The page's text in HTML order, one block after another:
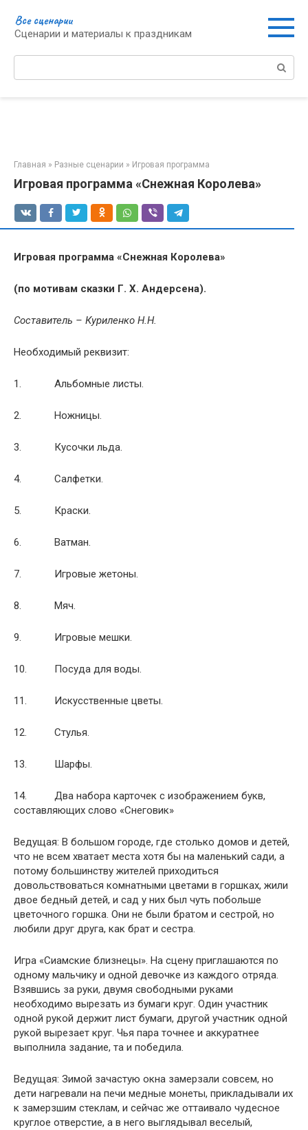
контенту
Все сценарии
Сценарии и материалы к праздникам
Поиск:
Главная » Разные сценарии » Игровая программа
Игровая программа «Снежная Королева»
Игровая программа «Снежная Королева»
(по мотивам сказки Г. Х. Андерсена).
Составитель – Куриленко Н.Н.
Необходимый реквизит:
1. Альбомные листы.
2. Ножницы.
3. Кусочки льда.
4. Салфетки.
5. Краски.
6. Ватман.
7. Игровые жетоны.
8. Мяч.
9. Игровые мешки.
10. Посуда для воды.
11. Искусственные цветы.
12. Стулья.
13. Шарфы.
14. Два набора карточек с изображением букв,
составляющих слово «Снеговик»
Ведущая: В большом городе, где столько домов и детей,
что не всем хватает места хотя бы на маленький сади, а
потому большинству жителей приходиться
довольствоваться комнатными цветами в горшках, жили
двое бедный детей, и сад у них был чуть побольше
цветочного горшка. Они не были братом и сестрой, но
любили друг друга, как брат и сестра.
Игра «Сиамские близнецы». На сцену приглашаются по
одному мальчику и одной девочке из каждого отряда.
Взявшись за руки, двумя свободными руками
необходимо вырезать из бумаги круг. Один участник
одной рукой держит лист бумаги, другой участник одной
рукой вырезает круг. Чья пара точнее и аккуратнее
выполнила задание, та и победила.
Ведущая: Зимой зачастую окна замерзали совсем, но
дети нагревали на печи медные монеты, прикладывали их
к замерзшим стеклам, и сейчас же оттаивало чудесное
круглое отверстие, а в него выглядывал веселый,